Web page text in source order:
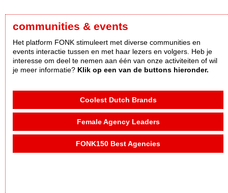
communities & events
Het platform FONK stimuleert met diverse communities en
events interactie tussen en met haar lezers en volgers. Heb je
interesse om deel te nemen aan één van onze activiteiten of wil
je meer informatie? Klik op een van de buttons hieronder.
Coolest Dutch Brands
Female Agency Leaders
FONK150 Best Agencies